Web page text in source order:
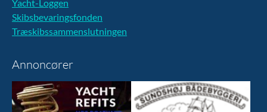
Yacht-Loggen
Skibsbevaringsfonden
Træskibssammenslutningen
Annoncører